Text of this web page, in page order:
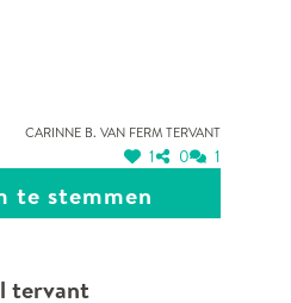
Carinne B. van Ferm Tervant
1 0 1
te stemmen
tervant